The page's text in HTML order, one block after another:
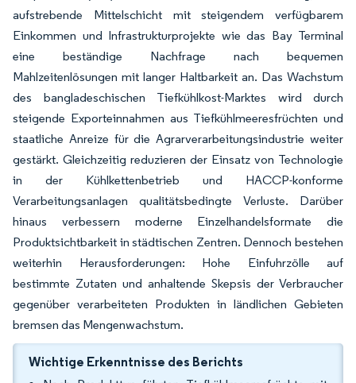
aufstrebende Mittelschicht mit steigendem verfügbarem
Einkommen und Infrastrukturprojekte wie das Bay Terminal
eine beständige Nachfrage nach bequemen
Mahlzeitenlösungen mit langer Haltbarkeit an. Das Wachstum
des bangladeschischen Tiefkühlkost-Marktes wird durch
steigende Exporteinnahmen aus Tiefkühlmeeresfrüchten und
staatliche Anreize für die Agrarverarbeitungsindustrie weiter
gestärkt. Gleichzeitig reduzieren der Einsatz von Technologie
in der Kühlkettenbetrieb und HACCP-konforme
Verarbeitungsanlagen qualitätsbedingte Verluste. Darüber
hinaus verbessern moderne Einzelhandelsformate die
Produktsichtbarkeit in städtischen Zentren. Dennoch bestehen
weiterhin Herausforderungen: Hohe Einfuhrzölle auf
bestimmte Zutaten und anhaltende Skepsis der Verbraucher
gegenüber verarbeiteten Produkten in ländlichen Gebieten
bremsen das Mengenwachstum.
Wichtige Erkenntnisse des Berichts